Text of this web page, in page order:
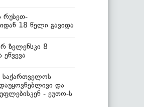
რუსეთ-
18 წელი გავიდა
ზელენსკი 8
ეწვევა
საქართველოს
და
- ეუთო-ს